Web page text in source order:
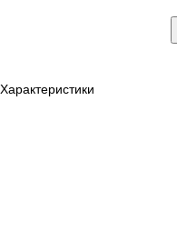
Характеристики